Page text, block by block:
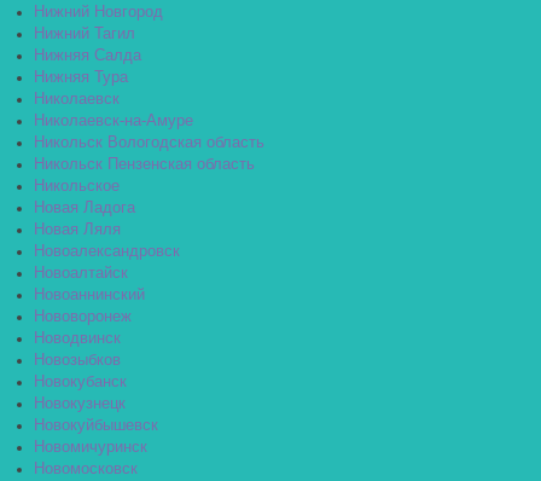
Нижний Новгород
Нижний Тагил
Нижняя Салда
Нижняя Тура
Николаевск
Николаевск-на-Амуре
Никольск Вологодская область
Никольск Пензенская область
Никольское
Новая Ладога
Новая Ляля
Новоалександровск
Новоалтайск
Новоаннинский
Нововоронеж
Новодвинск
Новозыбков
Новокубанск
Новокузнецк
Новокуйбышевск
Новомичуринск
Новомосковск